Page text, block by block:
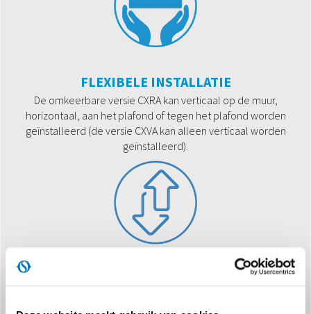
FLEXIBELE INSTALLATIE
De omkeerbare versie CXRA kan verticaal op de muur,
horizontaal, aan het plafond of tegen het plafond worden
geïnstalleerd (de versie CXVA kan alleen verticaal worden
geïnstalleerd).